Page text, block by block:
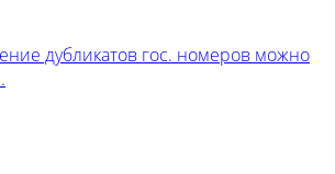
дубликатов гос. номеров можно